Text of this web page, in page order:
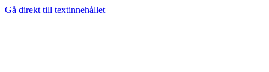
Gå direkt till textinnehållet